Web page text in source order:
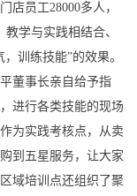
店员工28000多人，
学与实践相结合、
训练技能”的效果。
董事长亲自给予指
进行各类技能的现场
为实践考核点，从卖
到五星服务，让大家
域培训点还组织了聚